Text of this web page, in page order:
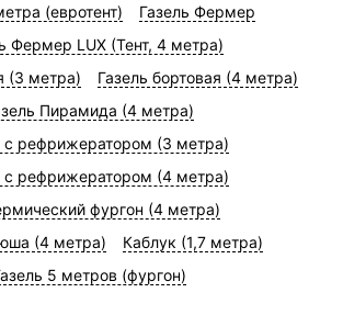
(евротент)
Газель Фермер
Фермер LUX (Тент, 4 метра)
(3 метра)
Газель бортовая (4 метра)
Пирамида (4 метра)
с рефрижератором (3 метра)
с рефрижератором (4 метра)
фургон (4 метра)
(4 метра)
Каблук (1,7 метра)
5 метров (фургон)